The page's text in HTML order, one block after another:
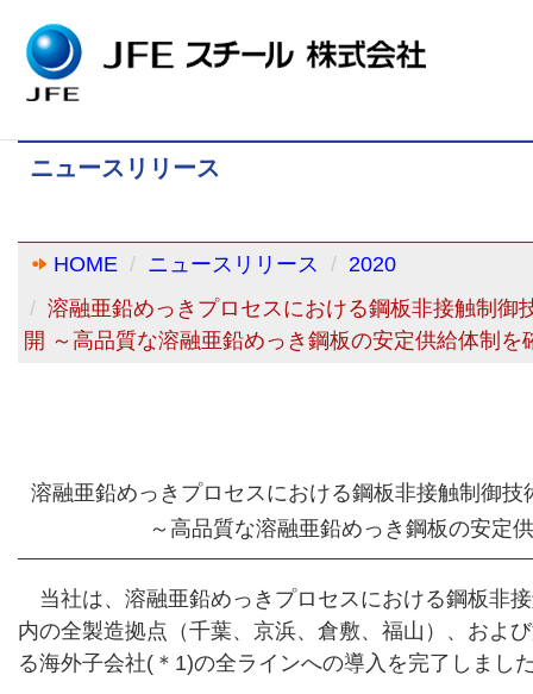
ニュースリリース
HOME ニュースリリース
2020
溶融亜鉛めっきプロセスにおける鋼板非接触制御
開 ～高品質な溶融亜鉛めっき鋼板の安定供給体制を
溶融亜鉛めっきプロセスにおける鋼板非接触制御
～高品質な溶融亜鉛めっき鋼板の安定
当社は、溶融亜鉛めっきプロセスにおける鋼板非
内の全製造拠点（千葉、京浜、倉敷、福山）、およ
る海外子会社(＊1)の全ラインへの導入を完了しまし